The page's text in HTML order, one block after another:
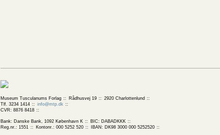
Museum Tusculanums Forlag Rådhusvej 19
2920 Charlottenlund
Tlf. 3234 1414
info@mtp.dk
CVR: 8876 8418
Bank: Danske Bank, 1092 København K
BIC: DABADKKK
Reg.nr.: 1551
Kontonr.: 000 5252 520 IBAN: DK98 3000 000 5252520